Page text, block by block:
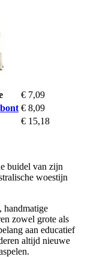
€ 7,09
€ 8,09
€ 15,18
buidel van zijn
woestijn
handmatige
zowel grote als
aan educatief
altijd nieuwe